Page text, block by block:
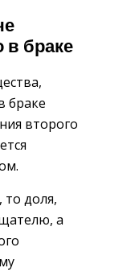
в браке
браке
второго
то доля,
а